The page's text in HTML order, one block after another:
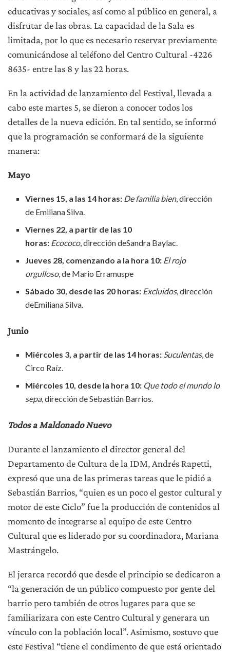
educativas y sociales, así como al público en general, a
disfrutar de las obras. La capacidad de la Sala es
limitada, por lo que es necesario reservar previamente
comunicándose al teléfono del Centro Cultural -4226
8635- entre las 8 y las 22 horas.
En la actividad de lanzamiento del Festival, llevada a
cabo este martes 5, se dieron a conocer todos los
detalles de la nueva edición. En tal sentido, se informó
que la programación se conformará de la siguiente
manera:
Mayo
Viernes 15, a las 14 horas: De familia bien, dirección
de Emiliana Silva.
Viernes 22, a partir de las 10
horas: Ecococo, dirección deSandra Baylac.
Jueves 28, comenzando a la hora 10: El rojo
orgulloso, de Mario Erramuspe
Sábado 30, desde las 20 horas: Excluidos, dirección
deEmiliana Silva.
Junio
Miércoles 3, a partir de las 14 horas: Suculentas, de
Circo Raíz.
Miércoles 10, desde la hora 10: Que todo el mundo lo
sepa, dirección de Sebastián Barrios.
Todos a Maldonado Nuevo
Durante el lanzamiento el director general del
Departamento de Cultura de la IDM, Andrés Rapetti,
expresó que una de las primeras tareas que le pidió a
Sebastián Barrios, “quien es un poco el gestor cultural y
motor de este Ciclo” fue la producción de contenidos al
momento de integrarse al equipo de este Centro
Cultural que es liderado por su coordinadora, Mariana
Mastrángelo.
El jerarca recordó que desde el principio se dedicaron a
“la generación de un público compuesto por gente del
barrio pero también de otros lugares para que se
familiarizara con este Centro Cultural y generara un
vínculo con la población local”. Asimismo, sostuvo que
este Festival “tiene el condimento de que está orientado